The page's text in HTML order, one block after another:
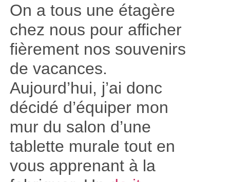
On a tous une étagère
chez nous pour afficher
fièrement nos souvenirs
de vacances.
Aujourd’hui, j’ai donc
décidé d’équiper mon
mur du salon d’une
tablette murale tout en
vous apprenant à la